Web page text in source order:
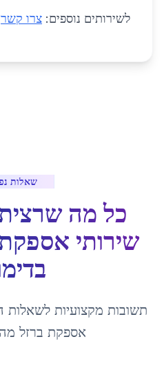
לשירותים נוספים: צרו קשר
שאלות
כל מה
שירותי
ב
תשובות מקצועיות לשאלות
אספקת ברזל